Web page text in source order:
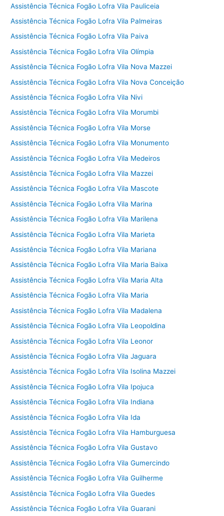
Assistência Técnica Fogão Lofra Vila Pauliceia
Assistência Técnica Fogão Lofra Vila Palmeiras
Assistência Técnica Fogão Lofra Vila Paiva
Assistência Técnica Fogão Lofra Vila Olímpia
Assistência Técnica Fogão Lofra Vila Nova Mazzei
Assistência Técnica Fogão Lofra Vila Nova Conceição
Assistência Técnica Fogão Lofra Vila Nivi
Assistência Técnica Fogão Lofra Vila Morumbi
Assistência Técnica Fogão Lofra Vila Morse
Assistência Técnica Fogão Lofra Vila Monumento
Assistência Técnica Fogão Lofra Vila Medeiros
Assistência Técnica Fogão Lofra Vila Mazzei
Assistência Técnica Fogão Lofra Vila Mascote
Assistência Técnica Fogão Lofra Vila Marina
Assistência Técnica Fogão Lofra Vila Marilena
Assistência Técnica Fogão Lofra Vila Marieta
Assistência Técnica Fogão Lofra Vila Mariana
Assistência Técnica Fogão Lofra Vila Maria Baixa
Assistência Técnica Fogão Lofra Vila Maria Alta
Assistência Técnica Fogão Lofra Vila Maria
Assistência Técnica Fogão Lofra Vila Madalena
Assistência Técnica Fogão Lofra Vila Leopoldina
Assistência Técnica Fogão Lofra Vila Leonor
Assistência Técnica Fogão Lofra Vila Jaguara
Assistência Técnica Fogão Lofra Vila Isolina Mazzei
Assistência Técnica Fogão Lofra Vila Ipojuca
Assistência Técnica Fogão Lofra Vila Indiana
Assistência Técnica Fogão Lofra Vila Ida
Assistência Técnica Fogão Lofra Vila Hamburguesa
Assistência Técnica Fogão Lofra Vila Gustavo
Assistência Técnica Fogão Lofra Vila Gumercindo
Assistência Técnica Fogão Lofra Vila Guilherme
Assistência Técnica Fogão Lofra Vila Guedes
Assistência Técnica Fogão Lofra Vila Guarani